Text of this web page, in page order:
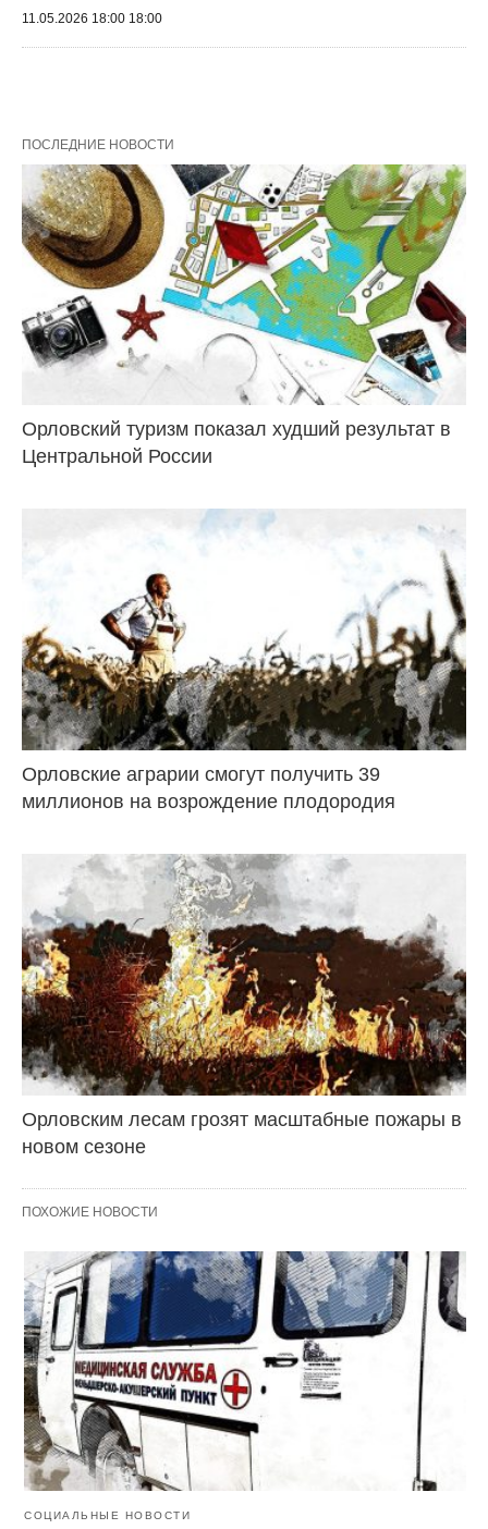
11.05.2026 18:00 18:00
ПОСЛЕДНИЕ НОВОСТИ
Орловский туризм показал худший результат в
Центральной России
Орловские аграрии смогут получить 39
миллионов на возрождение плодородия
Орловским лесам грозят масштабные пожары в
новом сезоне
ПОХОЖИЕ НОВОСТИ
СОЦИАЛЬНЫЕ НОВОСТИ